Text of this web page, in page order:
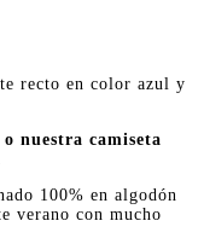
recto en color azul y
nuestra camiseta
100% en algodón
verano con mucho